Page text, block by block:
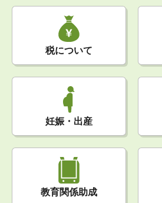
税について
妊娠・出産
教育関係助成